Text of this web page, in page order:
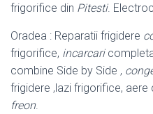
frigorifice din Pitesti.
Oradea : Reparatii frigidere
frigorifice, incarcari
combine Side by Side ,
frigidere ,lazi frigorifice, aere
freon.